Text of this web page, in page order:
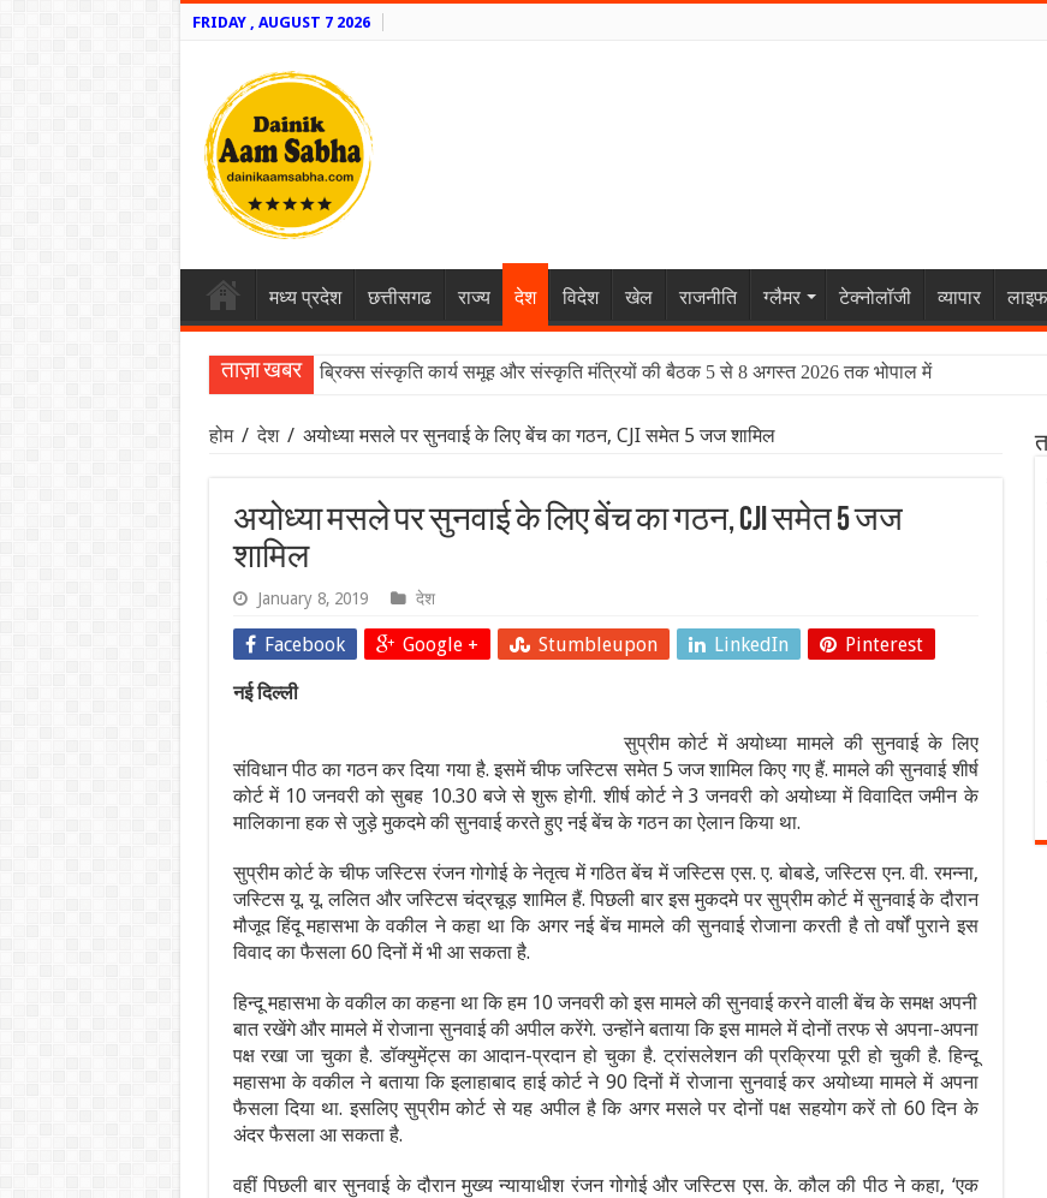
FRIDAY , AUGUST 7 2026
मध्य प्रदेश छत्तीसगढ राज्य देश विदेश खेल राजनीति ग्लैमर टेक्नोलॉजी व्यापार
ताज़ा खबर ब्रिक्स संस्कृति कार्य समूह और संस्कृति मंत्रियों की बैठक 5 से 8 अगस्त 2026 तक भोपाल में
होम / देश / अयोध्या मसले पर सुनवाई के लिए बेंच का गठन, CJI समेत 5 जज शामिल
अयोध्या मसले पर सुनवाई के लिए बेंच का गठन, CJI समेत 5 जज
शामिल
January 8, 2019 देश
Facebook Google + Stumbleupon LinkedIn Pinterest
नई दिल्ली
सुप्रीम कोर्ट में अयोध्या मामले की सुनवाई के लिए
संविधान पीठ का गठन कर दिया गया है. इसमें चीफ जस्टिस समेत 5 जज शामिल किए गए हैं. मामले की सुनवाई शीर्ष
कोर्ट में 10 जनवरी को सुबह 10.30 बजे से शुरू होगी. शीर्ष कोर्ट ने 3 जनवरी को अयोध्या में विवादित जमीन के
मालिकाना हक से जुड़े मुकदमे की सुनवाई करते हुए नई बेंच के गठन का ऐलान किया था.
सुप्रीम कोर्ट के चीफ जस्टिस रंजन गोगोई के नेतृत्व में गठित बेंच में जस्टिस एस. ए. बोबडे, जस्टिस एन. वी. रमन्ना,
जस्टिस यू. यू. ललित और जस्टिस चंद्रचूड़ शामिल हैं. पिछली बार इस मुकदमे पर सुप्रीम कोर्ट में सुनवाई के दौरान
मौजूद हिंदू महासभा के वकील ने कहा था कि अगर नई बेंच मामले की सुनवाई रोजाना करती है तो वर्षों पुराने इस
विवाद का फैसला 60 दिनों में भी आ सकता है.
हिन्दू महासभा के वकील का कहना था कि हम 10 जनवरी को इस मामले की सुनवाई करने वाली बेंच के समक्ष अपनी
बात रखेंगे और मामले में रोजाना सुनवाई की अपील करेंगे. उन्होंने बताया कि इस मामले में दोनों तरफ से अपना-अपना
पक्ष रखा जा चुका है. डॉक्युमेंट्स का आदान-प्रदान हो चुका है. ट्रांसलेशन की प्रक्रिया पूरी हो चुकी है. हिन्दू
महासभा के वकील ने बताया कि इलाहाबाद हाई कोर्ट ने 90 दिनों में रोजाना सुनवाई कर अयोध्या मामले में अपना
फैसला दिया था. इसलिए सुप्रीम कोर्ट से यह अपील है कि अगर मसले पर दोनों पक्ष सहयोग करें तो 60 दिन के
अंदर फैसला आ सकता है.
वहीं पिछली बार सुनवाई के दौरान मुख्य न्यायाधीश रंजन गोगोई और जस्टिस एस. के. कौल की पीठ ने कहा, ‘एक